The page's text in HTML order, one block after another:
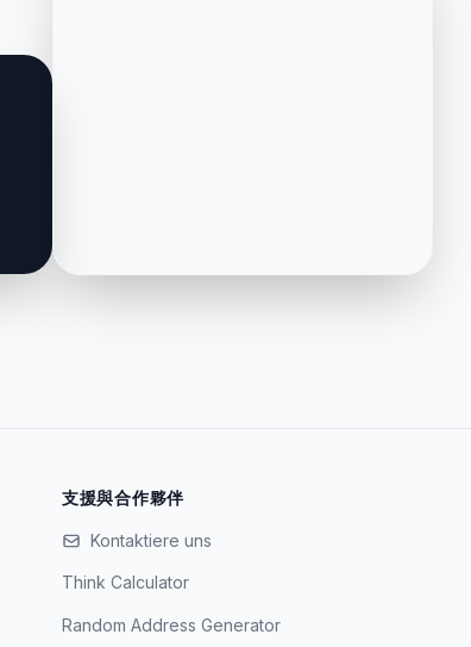
支援與合作夥伴
Kontaktiere uns
Think Calculator
Random Address Generator